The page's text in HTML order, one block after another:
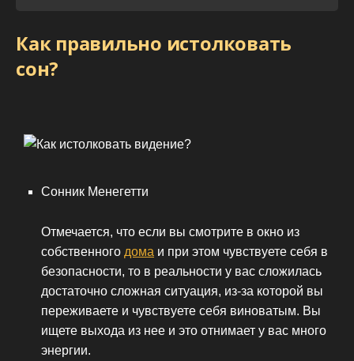
Как правильно истолковать
сон?
Сонник Менегетти
Отмечается, что если вы смотрите в окно из
собственного дома и при этом чувствуете себя в
безопасности, то в реальности у вас сложилась
достаточно сложная ситуация, из-за которой вы
переживаете и чувствуете себя виноватым. Вы
ищете выхода из нее и это отнимает у вас много
энергии.